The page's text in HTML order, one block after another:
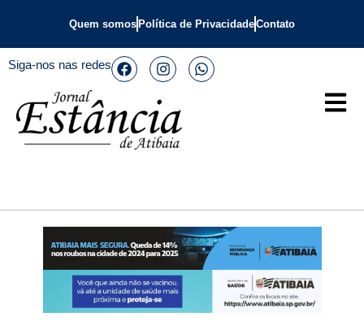
Quem somos Política de PrivacidadeContato
Siga-nos nas redes